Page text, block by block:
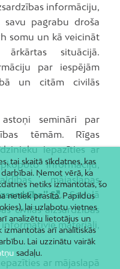
informāciju,
pagrabu droša
somu un kā veicināt
situācijā.
par iespējām
un citām civilās
semināri par
tēmām. Rīgas
iepazīties ar
informāciju,
mājaslapas
. Sadaļā
civilās aizsardzības
materiāli,
ar mājaslapā
tai skaitā sīkdatnes, kas
Ņemot vērā, ka
netiks izmantotas, šo
netiek prasīta. Papildus
lai uzlabotu vietnes
analizētu lietotājus un
arī analītiskās
Lai uzzinātu vairāk
sadaļu.